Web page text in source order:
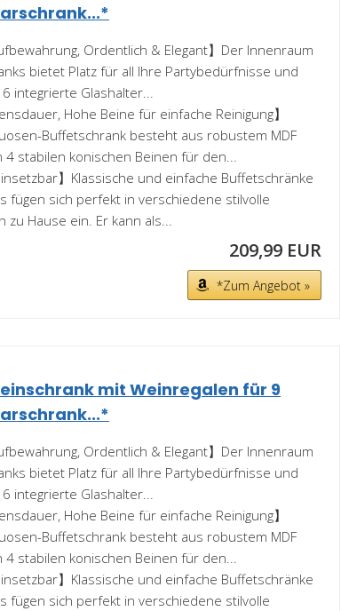
Ordentlich & Elegant】Der Innenraum
bietet Platz für all Ihre Partybedürfnisse und
integrierte Glashalter...
Hohe Beine für einfache Reinigung】
Buffetschrank besteht aus robustem MDF
stabilen konischen Beinen für den...
】Klassische und einfache Buffetschränke
fügen sich perfekt in verschiedene stilvolle
zu Hause ein. Er kann als...
209,99 EUR
*Zum Angebot »
mit Weinregalen für 9
Ordentlich & Elegant】Der Innenraum
bietet Platz für all Ihre Partybedürfnisse und
integrierte Glashalter...
Hohe Beine für einfache Reinigung】
Buffetschrank besteht aus robustem MDF
stabilen konischen Beinen für den...
】Klassische und einfache Buffetschränke
fügen sich perfekt in verschiedene stilvolle